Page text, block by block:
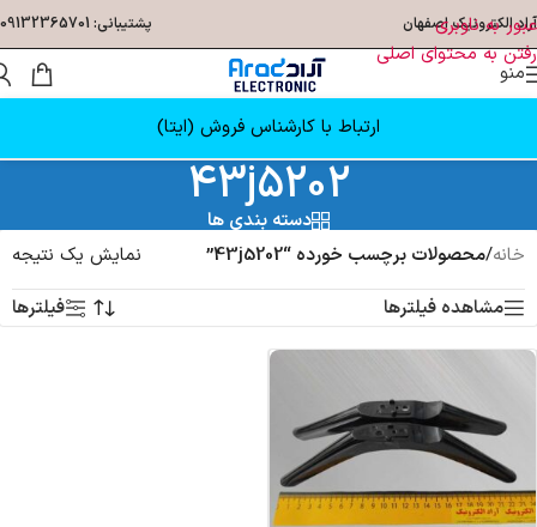
عبور به ناوبری
رفتن به محتوای اصلی
آراد الکترونیک اصفهان پشتیبانی: 09132365701
منو
ارتباط با کارشناس فروش (ایتا)
43j5202
دسته بندی ها
خانه/محصولات برچسب خورده “43j5202”
نمایش یک نتیجه
مشاهده فیلترها
فیلترها